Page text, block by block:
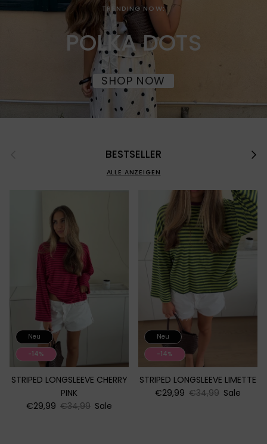
TRENDING NOW:
POLKA DOTS
SHOP NOW
BESTSELLER
ALLE ANZEIGEN
Neu
-14%
STRIPED LONGSLEEVE CHERRY
PINK
€29,99 €34,99 Sale
Neu
-14%
STRIPED LONGSLEEVE LIMETTE
€29,99 €34,99 Sale